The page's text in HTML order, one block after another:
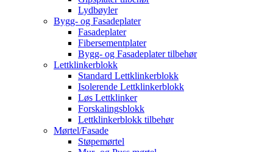
Lydbøyler
Bygg- og Fasadeplater
Fasadeplater
Fibersementplater
Bygg- og Fasadeplater tilbehør
Lettklinkerblokk
Standard Lettklinkerblokk
Isolerende Lettklinkerblokk
Løs Lettklinker
Forskalingsblokk
Lettklinkerblokk tilbehør
Mørtel/Fasade
Støpemørtel